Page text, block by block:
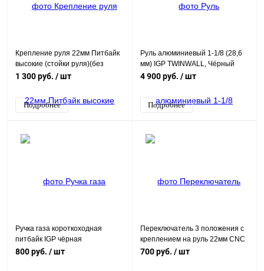
Крепление руля 22мм Питбайк
высокие (стойки руля)(без
болтов)
1 300 руб. / шт
Подробнее
Руль алюминиевый 1-1/8 (28,6
мм) IGP TWINWALL, Чёрный
4 900 руб. / шт
Подробнее
Ручка газа короткоходная
питбайк IGP чёрная
800 руб. / шт
Переключатель 3 положения с
креплением на руль 22мм CNC
IP67
700 руб. / шт